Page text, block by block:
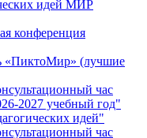
идей МИР
конференция
«ПиктоМир» (лучшие
час
2027 учебный год"
идей"
час